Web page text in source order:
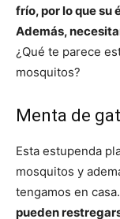
frío, por lo que su
Además,
¿Qué te parece
mosquitos?
Menta de
Esta estupenda
mosquitos y
tengamos en casa.
pueden